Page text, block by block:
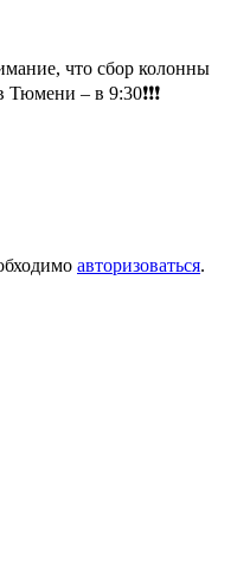
что сбор колонны
– в 9:30❗❗❗
авторизоваться.